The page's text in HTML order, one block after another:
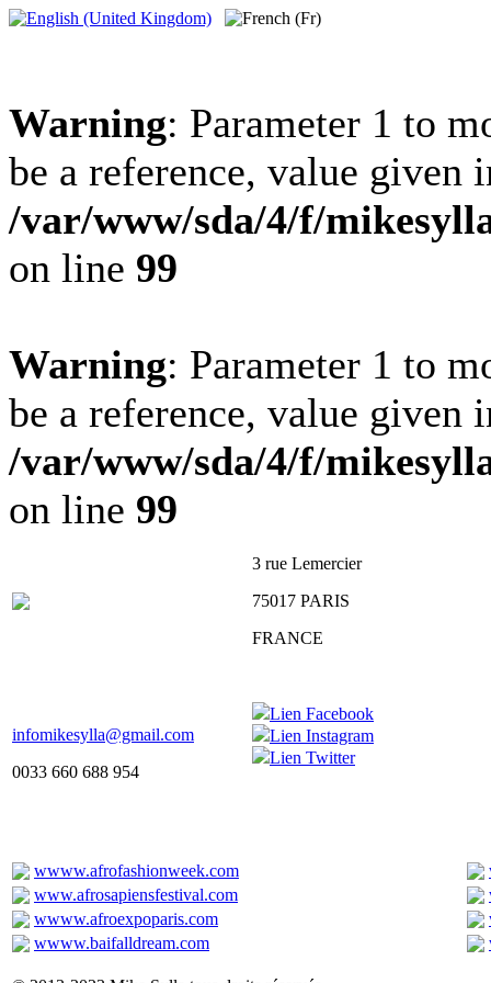
Warning: Parameter 1 to
be a reference, value given
/var/www/sda/4/f/
on line 99
Warning: Parameter 1 to
be a reference, value given
/var/www/sda/4/f/
on line 99
3 rue Lemercier
75017 PARIS
FRANCE
infomikesylla@gmail.com
0033 660 688 954
Lien Facebook
Lien Instagram
Lien Twitter
wwww.afrofashionweek.com
www.afrosapiensfestival.com
wwww.afroexpoparis.com
wwww.baifalldream.com